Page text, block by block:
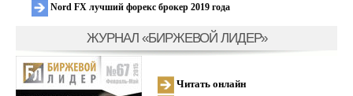
Nord FX лучший форекс брокер 2019 года
ЖУРНАЛ «БИРЖЕВОЙ ЛИДЕР»
Читать онлайн